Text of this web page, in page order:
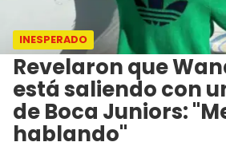
INESPERADO
Revelaron que
está saliendo con
de Boca Juniors:
hablando"